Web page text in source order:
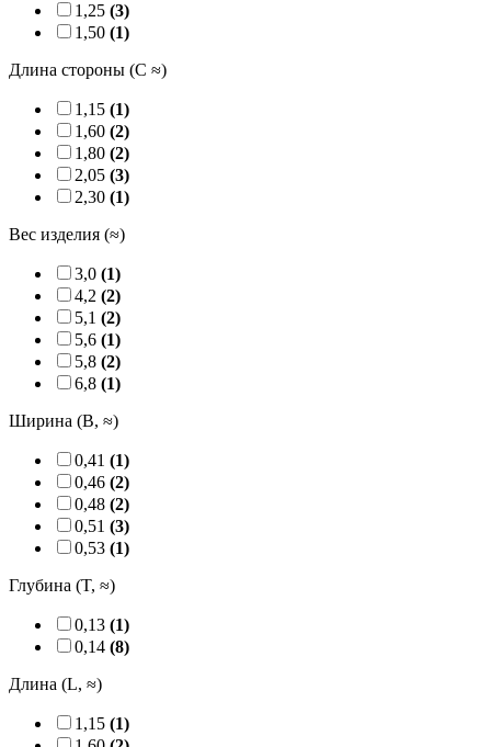
1,25 (3)
1,50 (1)
Длина стороны (C ≈)
1,15 (1)
1,60 (2)
1,80 (2)
2,05 (3)
2,30 (1)
Вес изделия (≈)
3,0 (1)
4,2 (2)
5,1 (2)
5,6 (1)
5,8 (2)
6,8 (1)
Ширина (B, ≈)
0,41 (1)
0,46 (2)
0,48 (2)
0,51 (3)
0,53 (1)
Глубина (T, ≈)
0,13 (1)
0,14 (8)
Длина (L, ≈)
1,15 (1)